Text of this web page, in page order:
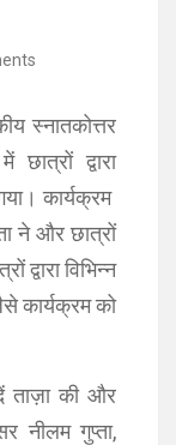
स्नातकोत्तर
छात्रों द्वारा
कार्यक्रम
ने और छात्रों
द्वारा विभिन्न
कार्यक्रम को
ताज़ा की और
नीलम गुप्ता,